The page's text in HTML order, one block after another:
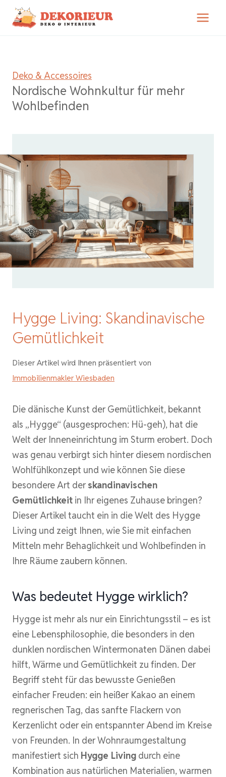
Zum
Inhalt
Deko & Accessoires
Nordische Wohnkultur für mehr
Wohlbefinden
Hygge Living: Skandinavische
Gemütlichkeit
Dieser Artikel wird Ihnen präsentiert von
Immobilienmakler Wiesbaden
Die dänische Kunst der Gemütlichkeit, bekannt
als „Hygge“ (ausgesprochen: Hü-geh), hat die
Welt der Inneneinrichtung im Sturm erobert. Doch
was genau verbirgt sich hinter diesem nordischen
Wohlfühlkonzept und wie können Sie diese
besondere Art derskandinavischen
Gemütlichkeit in Ihr eigenes Zuhause bringen?
Dieser Artikel taucht ein in die Welt des Hygge
Living und zeigt Ihnen, wie Sie mit einfachen
Mitteln mehr Behaglichkeit und Wohlbefinden in
Ihre Räume zaubern können.
Was bedeutet Hygge wirklich?
Hygge ist mehr als nur ein Einrichtungsstil – es ist
eine Lebensphilosophie, die besonders in den
dunklen nordischen Wintermonaten Dänen dabei
hilft, Wärme und Gemütlichkeit zu finden. Der
Begriff steht für das bewusste Genießen
einfacher Freuden: ein heißer Kakao an einem
regnerischen Tag, das sanfte Flackern von
Kerzenlicht oder ein entspannter Abend im Kreise
von Freunden. In der Wohnraumgestaltung
manifestiert sich Hygge Living durch eine
Kombination aus natürlichen Materialien, warmen